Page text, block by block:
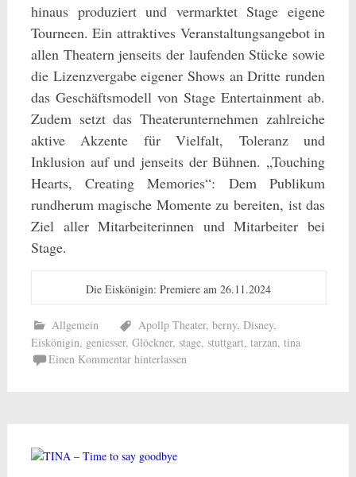
hinaus produziert und vermarktet Stage eigene
Tourneen. Ein attraktives Veranstaltungsangebot in
allen Theatern jenseits der laufenden Stücke sowie
die Lizenzvergabe eigener Shows an Dritte runden
das Geschäftsmodell von Stage Entertainment ab.
Zudem setzt das Theaterunternehmen zahlreiche
aktive Akzente für Vielfalt, Toleranz und
Inklusion auf und jenseits der Bühnen. „Touching
Hearts, Creating Memories“: Dem Publikum
rundherum magische Momente zu bereiten, ist das
Ziel aller Mitarbeiterinnen und Mitarbeiter bei
Stage.
Die Eiskönigin: Premiere am 26.11.2024
Allgemein Apollp Theater, berny, Disney,
Eiskönigin, geniesser, Glöckner, stage, stuttgart, tarzan, tina
Einen Kommentar hinterlassen